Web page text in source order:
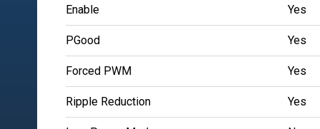
Enable Yes
PGood Yes
Forced PWM Yes
Ripple Reduction Yes